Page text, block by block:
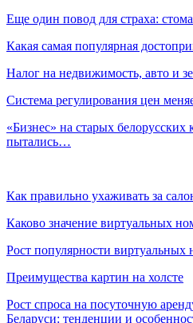
Еще один повод для страха:
Какая самая популярная
Налог на недвижимость, авто и
Система регулирования цен
«Бизнес» на старых
пытались…
Как правильно ухаживать за
Каково значение виртуальных
Рост популярности виртуальных
Преимущества картин на холсте
Рост спроса на посуточную
Беларуси: тенденции и